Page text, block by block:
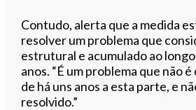
Contudo, alerta que a medida
resolver um problema que
estrutural e acumulado ao
anos. “É um problema que não
de há uns anos a esta parte, e
resolvido.”